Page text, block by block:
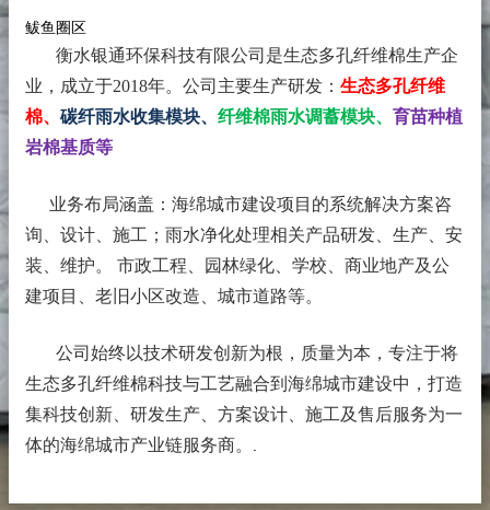
鲅鱼圈区
衡水银通环保科技有限公司是生态多孔纤维棉生产企
业，成立于2018年。 公司主要生产研发： 生态多孔纤维
棉、 碳纤雨水收集模块、 纤维棉雨水调蓄模块、 育苗种植
岩棉基质等
业务布局涵盖：海绵城市建设项目的系统解决方案咨
询、设计、施工；雨水净化处理相关产品研发、生产、安
装、维护。 市政工程、园林绿化、学校、商业地产及公
建项目、老旧小区改造、城市道路等。
公司始终以技术研发创新为根，质量为本，专注于将
生态多孔纤维棉科技与工艺融合到海绵城市建设中，打造
集科技创新、研发生产、方案设计、施工及售后服务为一
体的海绵城市产业链服务商。